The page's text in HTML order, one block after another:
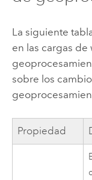
La siguiente
en las cargas
sobre los
Propiedad